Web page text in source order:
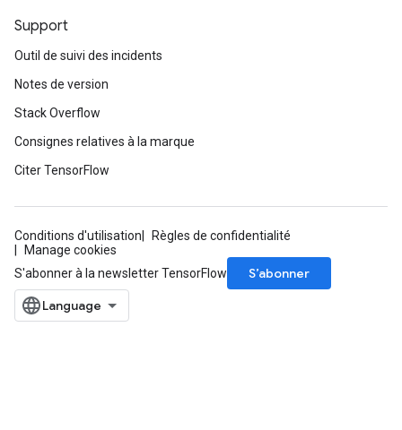
Support
Outil de suivi des incidents
Notes de version
Stack Overflow
Consignes relatives à la marque
Citer TensorFlow
Conditions d'utilisation
Règles de confidentialité
Manage cookies
S'abonner à la newsletter TensorFlow
S’abonner